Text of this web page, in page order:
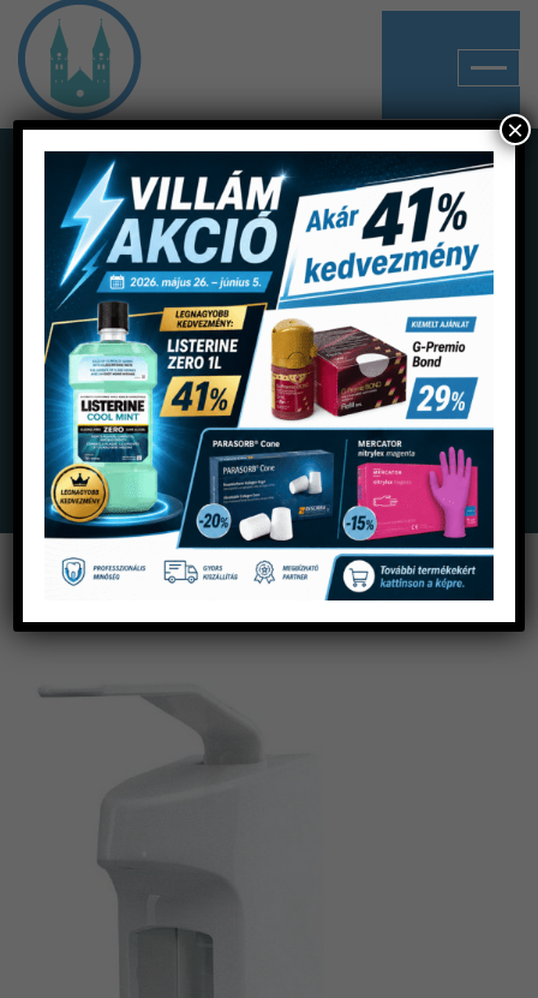
Shop
Home Termékek
Fertőtlenítés
Szappanadagolók
Dermados fali adagoló 500ml
×